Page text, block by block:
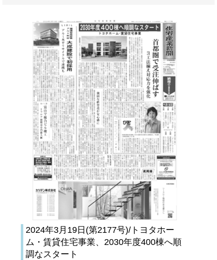
2024年3月19日(第2177号)/トヨタホー
ム・賃貸住宅事業、2030年度400棟へ順
調なスタート